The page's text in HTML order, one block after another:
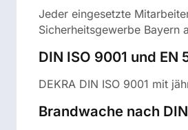
Jeder eingesetzte
Sicherheitsgewerbe Bayern
DIN ISO 9001 und
DEKRA DIN ISO 9001 mit
Brandwache nach